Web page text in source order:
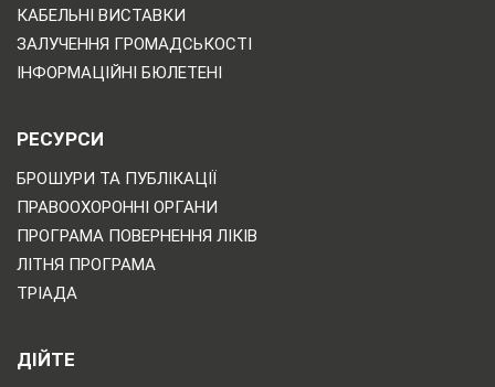
КАБЕЛЬНІ ВИСТАВКИ
ЗАЛУЧЕННЯ ГРОМАДСЬКОСТІ
ІНФОРМАЦІЙНІ БЮЛЕТЕНІ
РЕСУРСИ
БРОШУРИ ТА ПУБЛІКАЦІЇ
ПРАВООХОРОННІ ОРГАНИ
ПРОГРАМА ПОВЕРНЕННЯ ЛІКІВ
ЛІТНЯ ПРОГРАМА
ТРІАДА
ДІЙТЕ